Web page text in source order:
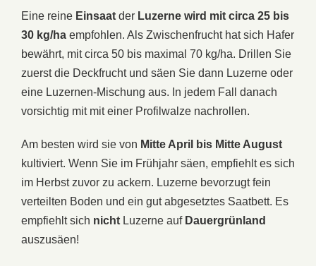
Eine reine Einsaat der Luzerne wird mit circa 25 bis
30 kg/ha empfohlen. Als Zwischenfrucht hat sich Hafer
bewährt, mit circa 50 bis maximal 70 kg/ha. Drillen Sie
zuerst die Deckfrucht und säen Sie dann Luzerne oder
eine Luzernen-Mischung aus. In jedem Fall danach
vorsichtig mit mit einer Profilwalze nachrollen.
Am besten wird sie von Mitte April bis Mitte August
kultiviert. Wenn Sie im Frühjahr säen, empfiehlt es sich
im Herbst zuvor zu ackern. Luzerne bevorzugt fein
verteilten Boden und ein gut abgesetztes Saatbett. Es
empfiehlt sich nicht Luzerne auf Dauergrünland
auszusäen!